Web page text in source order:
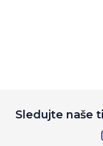
Sledujte naše